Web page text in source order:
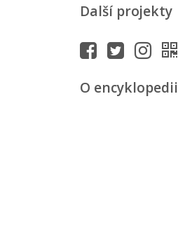
Další projekty
O encyklopedii